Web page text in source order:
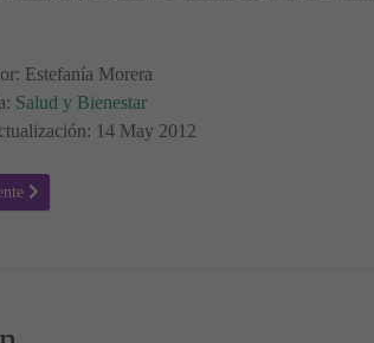
Estefanía Morera
Salud y Bienestar
14 May 2012
Reconcíliate con tu Cuerpo
siguiente: Cuidado con el termómetro emocional